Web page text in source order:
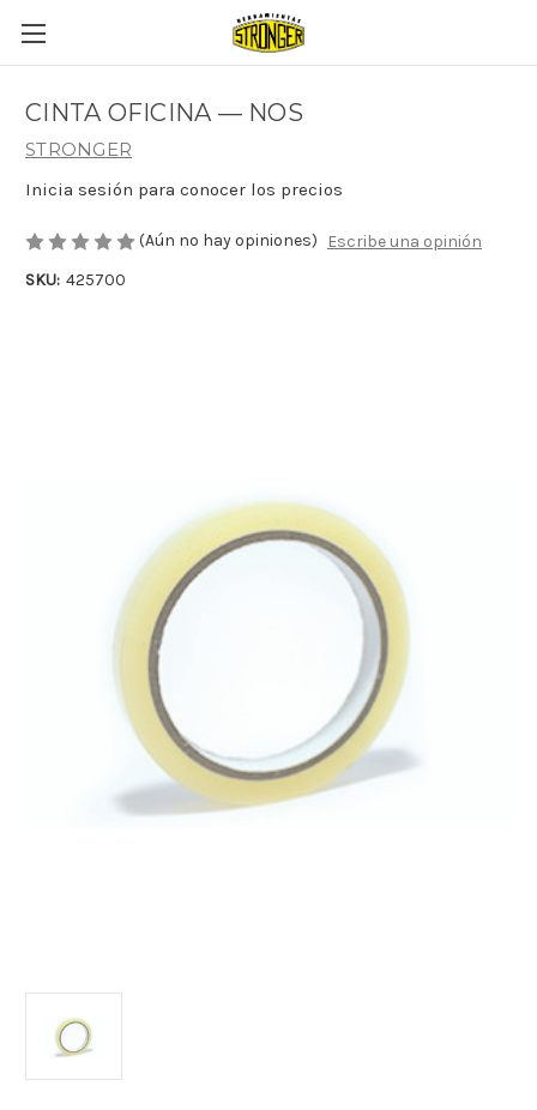
CINTA OFICINA — NOS
STRONGER
Inicia sesión para conocer los precios
(Aún no hay opiniones)
Escribe una opinión
SKU: 425700